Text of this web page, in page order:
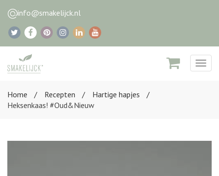
info@smakelijck.nl
Home
Recepten
Hartige hapjes
Heksenkaas! #Oud&Nieuw